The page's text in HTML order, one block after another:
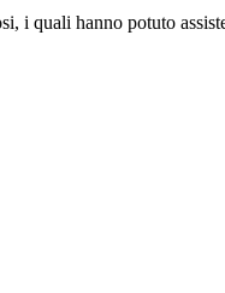
i quali hanno potuto